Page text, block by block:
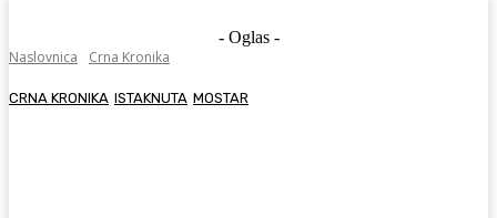
- Oglas -
Naslovnica
Crna Kronika
CRNA KRONIKA ISTAKNUTA MOSTAR